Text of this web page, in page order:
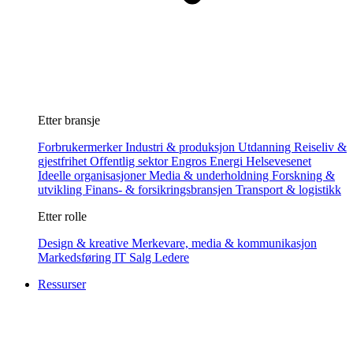
Etter bransje
ForbrukermerkerIndustri & produksjon Utdanning Reiseliv &
gjestfrihet Offentlig sektorEngros Energi Helsevesenet
Ideelle organisasjonerMedia & underholdning Forskning &
utvikling Finans- & forsikringsbransjen Transport & logistikk
Etter rolle
Design & kreative Merkevare, media & kommunikasjon
Markedsføring IT Salg Ledere
Ressurser